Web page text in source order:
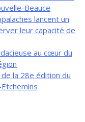
Beauce
lancent un
leur capacité de
au cœur du
la 28e édition du